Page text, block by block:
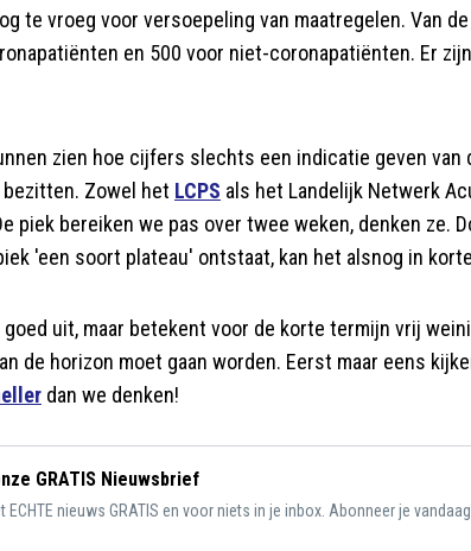
te vroeg voor versoepeling van maatregelen. Van
en 500 voor niet-coronapatiënten. Er
zien hoe cijfers slechts een indicatie geven
Zowel het LCPS als het Landelijk Netwerk
piek bereiken we pas over twee weken, denken ze.
'een soort plateau' ontstaat, kan het alsnog in
uit, maar betekent voor de korte termijn vrij
de horizon moet gaan worden. Eerst maar eens
dan we denken!
GRATIS Nieuwsbrief
ECHTE nieuws GRATIS en voor niets in je inbox. Abonneer je